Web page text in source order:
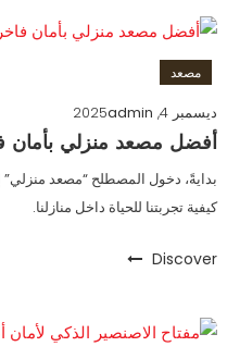
مصعد
ديسمبر 4, 2025
admin
أفضل مصعد منزلي بأمان
بدايةً، دخول المصطلح “مصعد
كيفية تجربتنا للحياة داخل منازلنا.
Discover